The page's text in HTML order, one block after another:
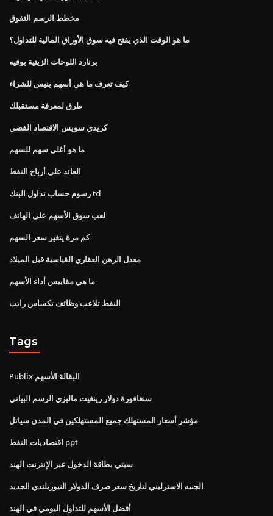
مخطط الرسم التفوق
ما هو الوقت الذي يفتح فيه سوق الأوراق المالية للتداول؟
برنارد اللوحات الزيتية بوفيه
كيف تعرف ما هي أسهم بنيس للشراء
طرق لمعرفة مستقبلك
كريدي سويس الاقتصاد الفضي
ما هو أغلى سهم للسهم
العائد على أرباح النفط
رسوم حساب تداول البنك td
لعب سوق الأسهم على الهاتف
كم مرة يتغير سعر السهم
معدل الرهن العقاري القياسية قبل الميلاد
ما هي مقاييس أداء الأسهم
النفط تلاعب وظائف تكساس راتب
Tags
Publix البقالة الأسهم
سنغافورة دولار رينغيت ماليزي الرسم البياني
مؤشر أسعار المستهلك جميع المستهلكين في المدن سياتل
اقتصاديات النفط ppt
سيتي بطاقة الدخول عبر الإنترنت الهند
الجنيه الاسترليني لتاريخ سعر صرف الدولار النيوزيلندي الجديد
أفضل الأسهم للتداول اليومي في الهند